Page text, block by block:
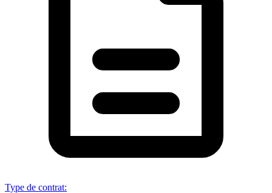
Type de contrat: